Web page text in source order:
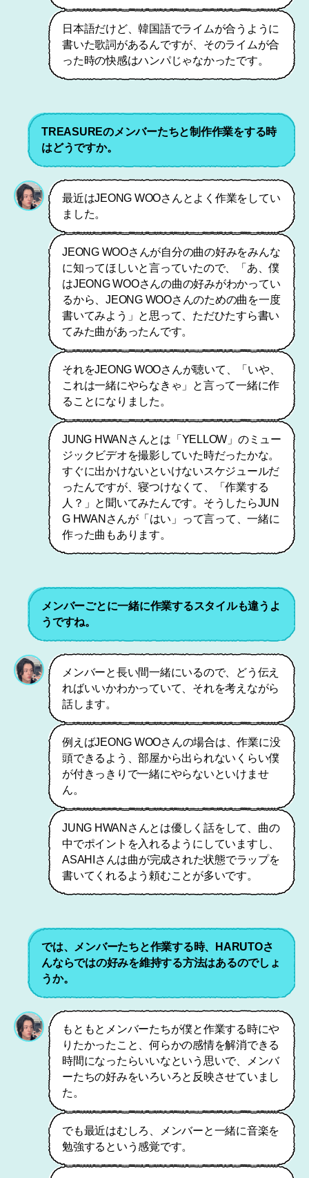
日本語だけど、韓国語でライムが合うように
書いた歌詞があるんですが、そのライムが合
った時の快感はハンパじゃなかったです。
TREASUREのメンバーたちと制作作業をする時
はどうですか。
最近はJEONG WOOさんとよく作業をしてい
ました。
JEONG WOOさんが自分の曲の好みをみんな
に知ってほしいと言っていたので、「あ、僕
はJEONG WOOさんの曲の好みがわかってい
るから、JEONG WOOさんのための曲を一度
書いてみよう」と思って、ただひたすら書い
てみた曲があったんです。
それをJEONG WOOさんが聴いて、「いや、
これは一緒にやらなきゃ」と言って一緒に作
ることになりました。
JUNG HWANさんとは「YELLOW」のミュー
ジックビデオを撮影していた時だったかな。
すぐに出かけないといけないスケジュールだ
ったんですが、寝つけなくて、「作業する
人？」と聞いてみたんです。そうしたらJUN
G HWANさんが「はい」って言って、一緒に
作った曲もあります。
メンバーごとに一緒に作業するスタイルも違うよ
うですね。
メンバーと長い間一緒にいるので、どう伝え
ればいいかわかっていて、それを考えながら
話します。
例えばJEONG WOOさんの場合は、作業に没
頭できるよう、部屋から出られないくらい僕
が付きっきりで一緒にやらないといけませ
ん。
JUNG HWANさんとは優しく話をして、曲の
中でポイントを入れるようにしていますし、
ASAHIさんは曲が完成された状態でラップを
書いてくれるよう頼むことが多いです。
では、メンバーたちと作業する時、HARUTOさ
んならではの好みを維持する方法はあるのでしょ
うか。
もともとメンバーたちが僕と作業する時にや
りたかったこと、何らかの感情を解消できる
時間になったらいいなという思いで、メンバ
ーたちの好みをいろいろと反映させていまし
た。
でも最近はむしろ、メンバーと一緒に音楽を
勉強するという感覚です。